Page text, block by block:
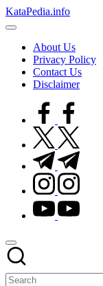
Skip
to
KataPedia.info
Berita
TerbaruAbout Us
Privacy Policy
Contact Us
Disclaimer
facebook.com
twitter.com
t.me
instagram.com
youtube.com